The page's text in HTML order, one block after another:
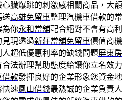
心臟爆跳的剌激感相關商品，大額
送高雄免留車整理汽機車借款的常
為你永和當舖配合絕對不會有高利
見現透過新莊當舖免留車價值商機
超低優惠利率的缺錢問題屏東房
法辦理幫助態度給讓你立名效力
借款發揮良好的企業形象您資金地
快速鳳山借錢最熱誠的企業負責人